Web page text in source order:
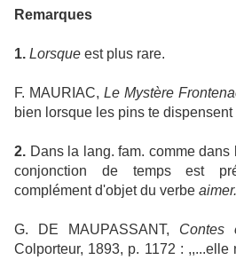
Remarques
1. Lorsque est plus rare.
F. MAURIAC,Le Mystère
bien lorsque les pins te dispensent
2. Dans la lang. fam. comme
conjonction de temps est
complément d'objet du verbe aimer.
G. DE MAUPASSANT, Contes
Colporteur, 1893, p. 1172 :